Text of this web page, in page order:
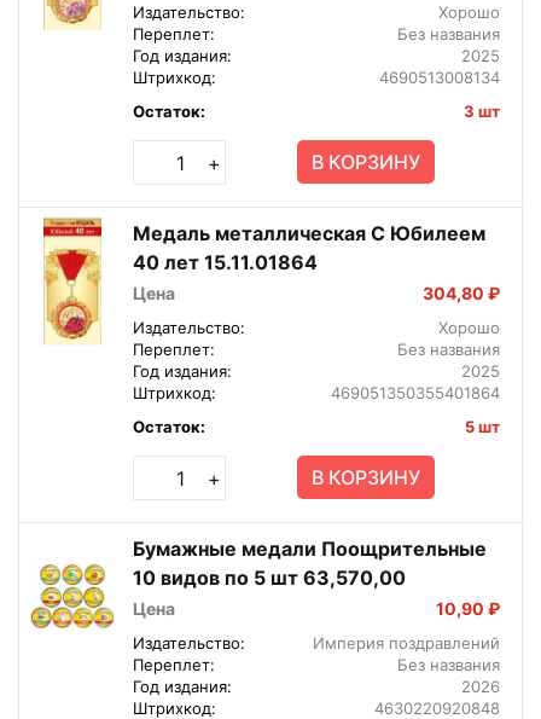
Издательство:
Хорошо
Переплет:
Без названия
Год издания:
2025
Штрихкод:
4690513008134
Остаток:
3 шт
+ В КОРЗИНУ
Медаль металлическая С Юбилеем
40 лет 15.11.01864
Цена 304,80 ₽
Издательство:
Хорошо
Переплет:
Без названия
Год издания:
2025
Штрихкод:
469051350355401864
Остаток:
5 шт
+ В КОРЗИНУ
Бумажные медали Поощрительные
10 видов по 5 шт 63,570,00
Цена 10,90 ₽
Издательство:
Империя поздравлений
Переплет:
Без названия
Год издания:
2026
Штрихкод:
4630220920848